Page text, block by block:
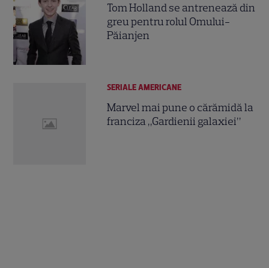
Tom Holland se antrenează din
greu pentru rolul Omului-
Păianjen
SERIALE AMERICANE
Marvel mai pune o cărămidă la
franciza „Gardienii galaxiei”